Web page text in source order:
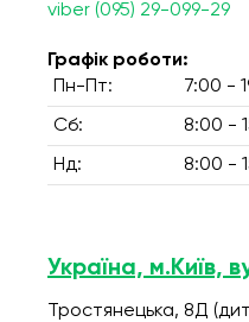
viber (095) 29-099-29
Графік роботи:
Пн-Пт:
7:00 -
Сб: 8:00 -
Нд: 8:00 -
Україна, м.Київ,
Тростянецька, 8Д